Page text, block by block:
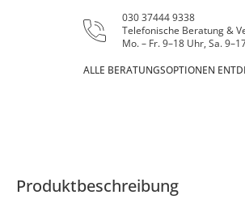
030 37444 9338
Telefonische Beratung &
Mo. – Fr. 9–18 Uhr, Sa.
ALLE BERATUNGSOPTIONEN
Produktbeschreibung